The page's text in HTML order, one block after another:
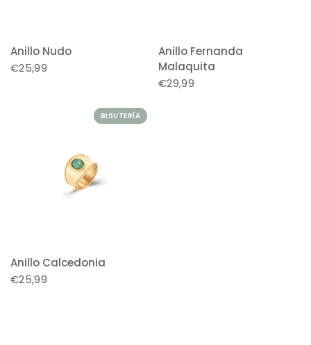
Anillo Nudo
€25,99
Anillo Fernanda
Malaquita
€29,99
BISUTERÍA
Anillo Calcedonia
€25,99